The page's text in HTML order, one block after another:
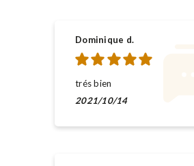
Dominique d.
trés bien
2021/10/14